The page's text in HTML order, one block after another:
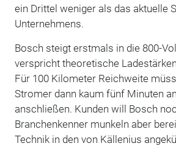
ein Drittel weniger als das aktuelle
Unternehmens.
Bosch steigt erstmals in die 800-
verspricht theoretische
Für 100 Kilometer Reichweite
Stromer dann kaum fünf Minuten
anschließen. Kunden will Bosch
Branchenkenner munkeln aber
Technik in den von Källenius